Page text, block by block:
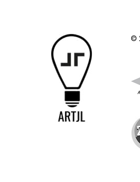
©